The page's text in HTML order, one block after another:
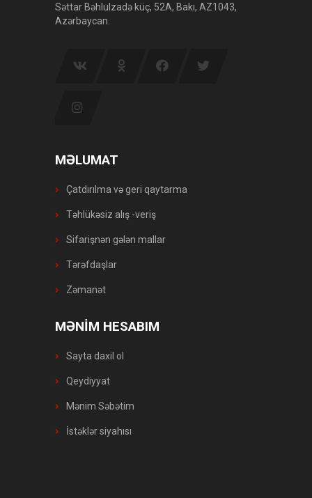
Səttar Bəhlulzadə küç, 52A, Bakı, AZ1043,
Azərbaycan.
MƏLUMAT
Çatdırılma və geri qaytarma
Təhlükəsiz alış -veriş
Sifarişnən gələn mallar
Tərəfdaşlar
Zəmanət
MƏNİM HESABIM
Sayta daxil ol
Qeydiyyat
Mənim Səbətim
İstəklər siyahısı